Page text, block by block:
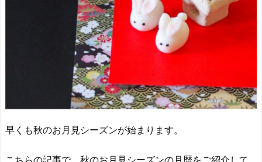
早くも秋のお月見シーズンが始まります。